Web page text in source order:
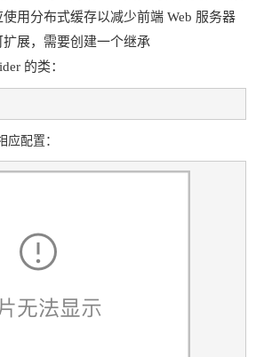
用分布式缓存以减少前端 Web 服务器
展，需要创建一个继承
的类：
应配置：